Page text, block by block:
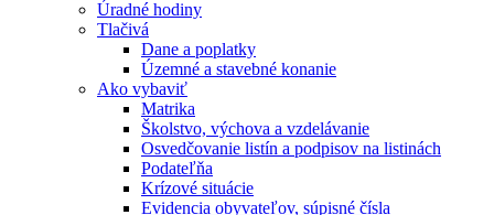
Úradné hodiny
Tlačivá
Dane a poplatky
Územné a stavebné konanie
Ako vybaviť
Matrika
Školstvo, výchova a vzdelávanie
Osvedčovanie listín a podpisov na listinách
Podateľňa
Krízové situácie
Evidencia obyvateľov, súpisné čísla